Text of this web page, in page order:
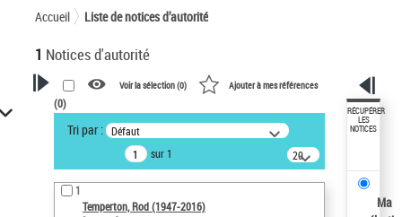
Accueil Liste de notices d’autorité
1 Notices d'autorité
VOTRE RECHERCHE
Recherche avancée dans les
notices d’autorité
Œuvres liées à l'auteur :
Temperton, Rod (1947-2016)
Voir la sélection (0) Ajouter à mes références
(0)
Tri par : Défaut
sur 1
20
résultats/page
1
Temperton, Rod (1947-2016)
RÉCUPÉRER
LES
NOTICES
Ma